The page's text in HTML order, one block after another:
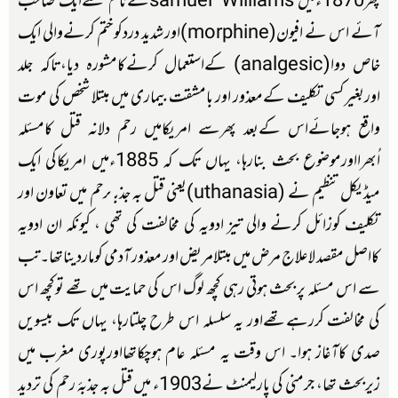
آئے اس نے افیون(morphine)اور شدید دردکوختم کرنےوالی ایک
خاص دوا(analgesic) کےاستعمال کرنےکامشورہ دیا،تاکہ جلد
اوربغیرکسی تکلیف کےمعذور اور بامشقت بیماری میں مبتلا شخص کی موت
واقع ہوجائےاس کےبعد پھرسے امریکامیں رحم دلانہ قتل کامسئلہ
اُبھرااورموضوع بحث بنارہا، یہاں تک کہ 1885ءمیں امریکاکی ایک
میڈیکل تنظیم نے (uthanasia)یعنی قتل بہ جذبۂرحم میں تعاون اور
تکلیف کوزائل کرنے والی تیز ادویہ کی مخالفت کی تھی ، کیونکہ ان ادویہ
کااصل مقصد لاعلاج مرض میں مبتلامریض اور معذور آدمی کوماردیناتھا۔تب
سے اس مسئلہ پر بحث ہوتی رہی کچھ لوگ اس کی حمایت میں تھے توکچھ اس
کی مخالفت کررہےتھےاور یہ سلسلہ اس طرح چلتارہا، یہاں تک بیسویں
صدی کاآغاز ہوا۔ اس وقت یہ مسئلہ عام ہوچکاتھااورپوری مغرب میں
زیربحث تھا، جرمنی کی پارلیمنٹ نے1903ء میں قتل بہ جذبۂ رحم کی تردید